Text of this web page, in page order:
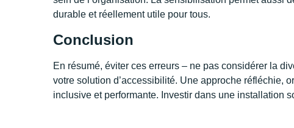
durable et réellement utile pour tous.
Conclusion
En résumé, éviter ces erreurs – ne pas considérer la
votre solution d’accessibilité. Une approche réfléchie,
inclusive et performante. Investir dans une installation